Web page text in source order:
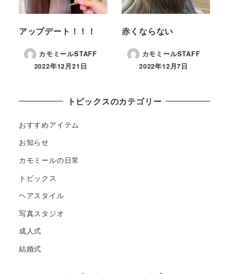
アップデート！！！
カモミールSTAFF
2022年12月21日
赤くならない
カモミールSTAFF
2022年12月7日
トピックスのカテゴリー
おすすめアイテム
お知らせ
カモミールの日常
トピックス
ヘアスタイル
写真スタジオ
成人式
結婚式